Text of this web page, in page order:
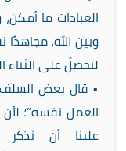
العبادات ما
وبين الله،
لتحصلَ على الثناء
• قال بعض
العمل نفسه”؛
علينا أن